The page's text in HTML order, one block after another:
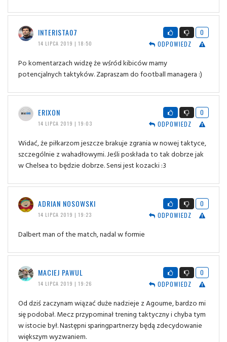
INTERISTA07
14 LIPCA 2019 | 18:50
0
ODPOWIEDZ
Po komentarzach widzę że wśród kibiców mamy
potencjalnych taktyków. Zapraszam do football managera :)
ERIXON
14 LIPCA 2019 | 19:03
0
ODPOWIEDZ
Widać, że piłkarzom jeszcze brakuje zgrania w nowej taktyce,
szczególnie z wahadłowymi. Jeśli poskłada to tak dobrze jak
w Chelsea to będzie dobrze. Sensi jest kozacki :3
ADRIAN NOSOWSKI
14 LIPCA 2019 | 19:23
0
ODPOWIEDZ
Dalbert man of the match, nadal w formie
MACIEJ PAWUL
14 LIPCA 2019 | 19:26
0
ODPOWIEDZ
Od dziś zaczynam wiązać duże nadzieje z Agoume, bardzo mi
się podobał. Mecz przypominał trening taktyczny i chyba tym
w istocie był. Następni sparingpartnerzy będą zdecydowanie
większym wyzwaniem.